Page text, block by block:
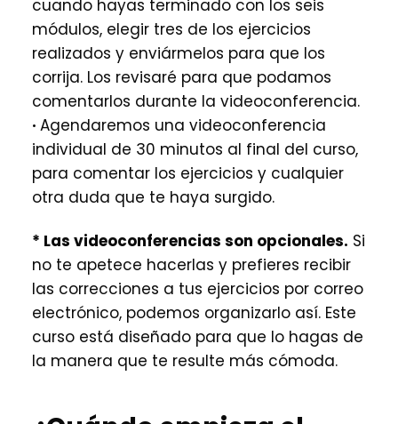
cuando hayas terminado con los seis
módulos, elegir tres de los ejercicios
realizados y enviármelos para que los
corrija. Los revisaré para que podamos
comentarlos durante la videoconferencia.
· Agendaremos una videoconferencia
individual de 30 minutos al final del curso,
para comentar los ejercicios y cualquier
otra duda que te haya surgido.
* Las videoconferencias son opcionales. Si
no te apetece hacerlas y prefieres recibir
las correcciones a tus ejercicios por correo
electrónico, podemos organizarlo así. Este
curso está diseñado para que lo hagas de
la manera que te resulte más cómoda.